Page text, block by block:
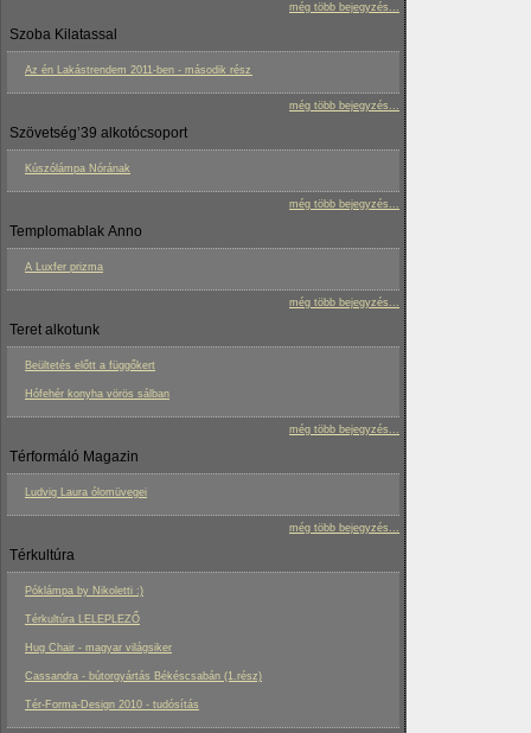
még több bejegyzés...
Szoba Kilatassal
Az én Lakástrendem 2011-ben - második rész
még több bejegyzés...
Szövetség’39 alkotócsoport
Kúszólámpa Nórának
még több bejegyzés...
Templomablak Anno
A Luxfer prizma
még több bejegyzés...
Teret alkotunk
Beültetés előtt a függőkert
Hófehér konyha vörös sálban
még több bejegyzés...
Térformáló Magazin
Ludvig Laura ólomüvegei
még több bejegyzés...
Térkultúra
Póklámpa by Nikoletti :)
Térkultúra LELEPLEZŐ
Hug Chair - magyar világsiker
Cassandra - bútorgyártás Békéscsabán (1.rész)
Tér-Forma-Design 2010 - tudósítás